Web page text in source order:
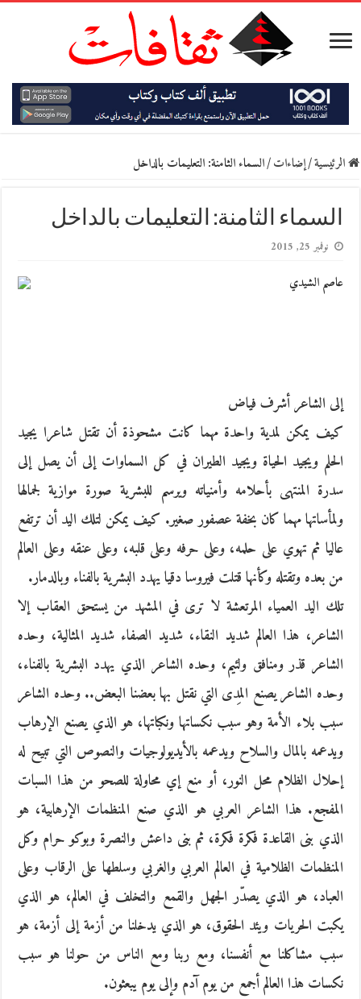
الرئيسية/إضاءات/السماء الثامنة: التعليمات بالداخل
السماء الثامنة: التعليمات بالداخل
نوفمبر 25, 2015
عاصم الشيدي
إلى الشاعر أشرف فياض
كيف يمكن لمدية واحدة مهما كانت مشحوذة أن تقتل شاعرا يجيد
الحلم ويجيد الحياة ويجيد الطيران في كل السماوات إلى أن يصل إلى
سدرة المنتهى بأحلامه وأمنياته ويرسم للبشرية صورة موازية لجمالها
ولمأساتها مهما كان بخفة عصفور صغير. كيف يمكن لتلك اليد أن ترتفع
عاليا ثم تهوي على حلمه، وعلى حرفه وعلى قلبه، وعلى عنقه وعلى العالم
من بعده وتقتله وكأنها قتلت فيروسا دقيا يهدد البشرية بالفناء وبالدمار.
تلك اليد العمياء المرتعشة لا ترى في المشهد من يستحق العقاب إلا
الشاعر، هذا العالم شديد النقاء، شديد الصفاء شديد المثالية، وحده
الشاعر قذر ومنافق ولئيم، وحده الشاعر الذي يهدد البشرية بالفناء،
وحده الشاعر يصنع المِدى التي نقتل بها بعضنا البعض.. وحده الشاعر
سبب بلاء الأمة وهو سبب نكساتها ونكباتها، هو الذي يصنع الإرهاب
ويدعمه بالمال والسلاح ويدعمه بالأيديولوجيات والنصوص التي تبيح له
إحلال الظلام محل النور، أو منع إي محاولة للصحو من هذا السبات
المفجع. هذا الشاعر العربي هو الذي صنع المنظمات الإرهابية، هو
الذي بنى القاعدة فكرة فكرة، ثم بنى داعش والنصرة وبوكو حرام وكل
المنظمات الظلامية في العالم العربي والغربي وسلطها على الرقاب وعلى
العباد، هو الذي يصدّر الجهل والقمع والتخلف في العالم، هو الذي
يكبت الحريات ويئد الحقوق، هو الذي يدخلنا من أزمة إلى أزمة، هو
سبب مشاكلنا مع أنفسنا، ومع ربنا ومع الناس من حولنا هو سبب
نكسات هذا العالم أجمع من يوم آدم وإلى يوم يبعثون.